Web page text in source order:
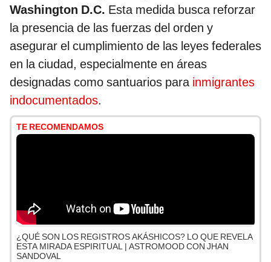
Washington D.C. Esta medida busca reforzar
la presencia de las fuerzas del orden y
asegurar el cumplimiento de las leyes federales
en la ciudad, especialmente en áreas
designadas como santuarios para inmigrantes
indocumentados.
TE RECOMENDAMOS
¿QUÉ SON LOS REGISTROS AKÁSHICOS? LO QUE REVELA
ESTA MIRADA ESPIRITUAL | ASTROMOOD CON JHAN
SANDOVAL